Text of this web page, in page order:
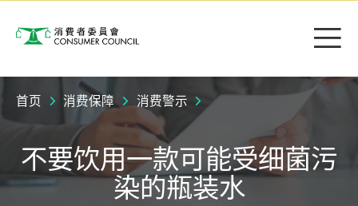
消费者委员会 目
首页 消费保障 消费警示
不要饮用一款可能受细菌污
染的瓶装水